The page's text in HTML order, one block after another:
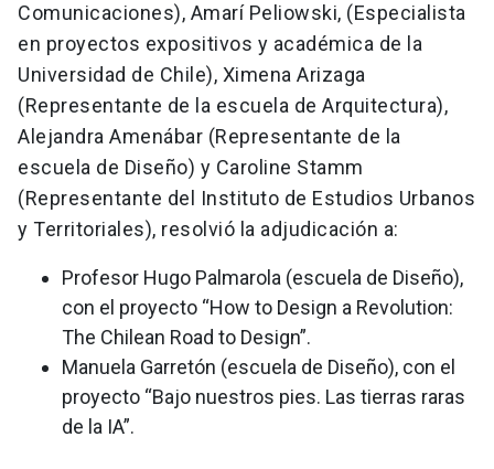
Comunicaciones), Amarí Peliowski, (Especialista
en proyectos expositivos y académica de la
Universidad de Chile), Ximena Arizaga
(Representante de la escuela de Arquitectura),
Alejandra Amenábar (Representante de la
escuela de Diseño) y Caroline Stamm
(Representante del Instituto de Estudios Urbanos
y Territoriales), resolvió la adjudicación a:
Profesor Hugo Palmarola (escuela de Diseño),
con el proyecto “How to Design a Revolution:
The Chilean Road to Design”.
Manuela Garretón (escuela de Diseño), con el
proyecto “Bajo nuestros pies. Las tierras raras
de la IA”.